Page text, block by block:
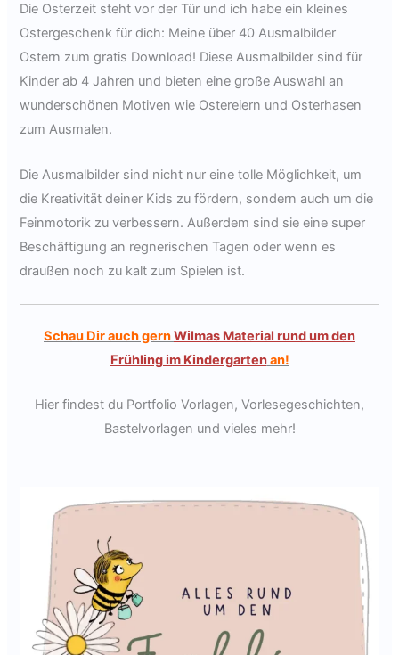
Die Osterzeit steht vor der Tür und ich habe ein kleines
Ostergeschenk für dich: Meine über 40 Ausmalbilder
Ostern zum gratis Download! Diese Ausmalbilder sind für
Kinder ab 4 Jahren und bieten eine große Auswahl an
wunderschönen Motiven wie Ostereiern und Osterhasen
zum Ausmalen.
Die Ausmalbilder sind nicht nur eine tolle Möglichkeit, um
die Kreativität deiner Kids zu fördern, sondern auch um die
Feinmotorik zu verbessern. Außerdem sind sie eine super
Beschäftigung an regnerischen Tagen oder wenn es
draußen noch zu kalt zum Spielen ist.
Schau Dir auch gernWilmas Material rund um den
Frühling im Kindergartenan!
Hier findest du Portfolio Vorlagen, Vorlesegeschichten,
Bastelvorlagen und vieles mehr!